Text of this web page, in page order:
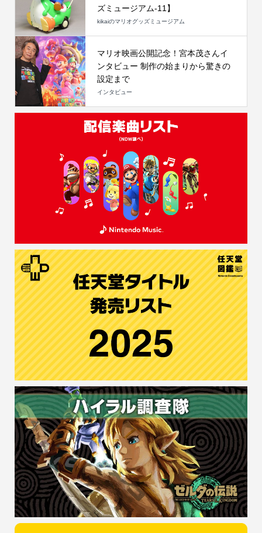
ズミュージアム-11】
kikaiのマリオグッズミュージアム
マリオ映画公開記念！宮本茂さんイ
ンタビュー 制作の始まりから驚きの
設定まで
インタビュー